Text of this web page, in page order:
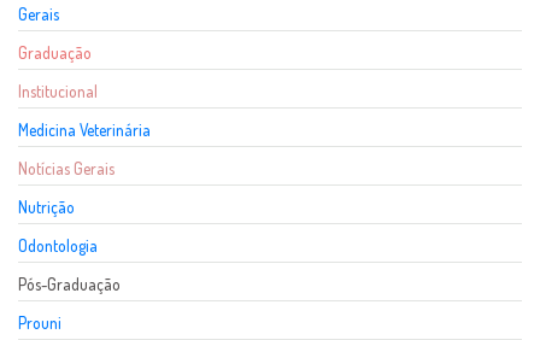
Gerais
Graduação
Institucional
Medicina Veterinária
Notícias Gerais
Nutrição
Odontologia
Pós-Graduação
Prouni